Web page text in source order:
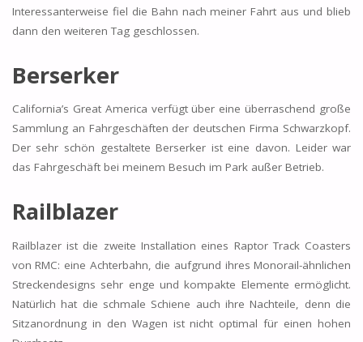
Interessanterweise fiel die Bahn nach meiner Fahrt aus und blieb
dann den weiteren Tag geschlossen.
Berserker
California’s Great America verfügt über eine überraschend große
Sammlung an Fahrgeschäften der deutschen Firma Schwarzkopf.
Der sehr schön gestaltete Berserker ist eine davon. Leider war
das Fahrgeschäft bei meinem Besuch im Park außer Betrieb.
Railblazer
Railblazer ist die zweite Installation eines Raptor Track Coasters
von RMC: eine Achterbahn, die aufgrund ihres Monorail-ähnlichen
Streckendesigns sehr enge und kompakte Elemente ermöglicht.
Natürlich hat die schmale Schiene auch ihre Nachteile, denn die
Sitzanordnung in den Wagen ist nicht optimal für einen hohen